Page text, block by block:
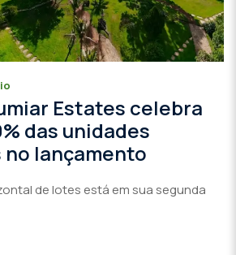
Estates celebra
das unidades
lançamento
de lotes está em sua segunda